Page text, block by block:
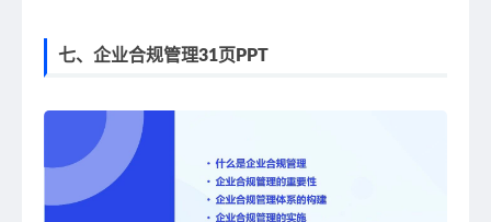
七、企业合规管理31页PPT